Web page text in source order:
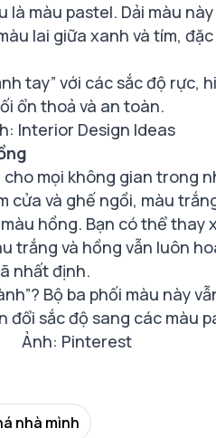
là màu pastel. Dải màu
lai giữa xanh và tím,
tay” với các sắc độ rực,
ổn thoả và an toàn.
Interior Design Ideas
mọi không gian trong
cửa và ghế ngồi, màu
hồng. Bạn có thể thay
trắng và hồng vẫn luôn
nhất định.
Bộ ba phối màu này
đổi sắc độ sang các màu
Ảnh: Pinterest
nhà mình